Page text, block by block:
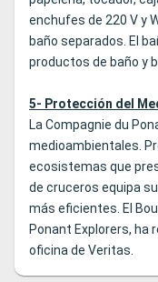
enchufes de 220 V y
baño separados. El
productos de baño y
5- Protección del
La Compagnie du
medioambientales.
ecosistemas que
de cruceros equipa
más eficientes. El
Ponant Explorers, ha
oficina de Veritas.